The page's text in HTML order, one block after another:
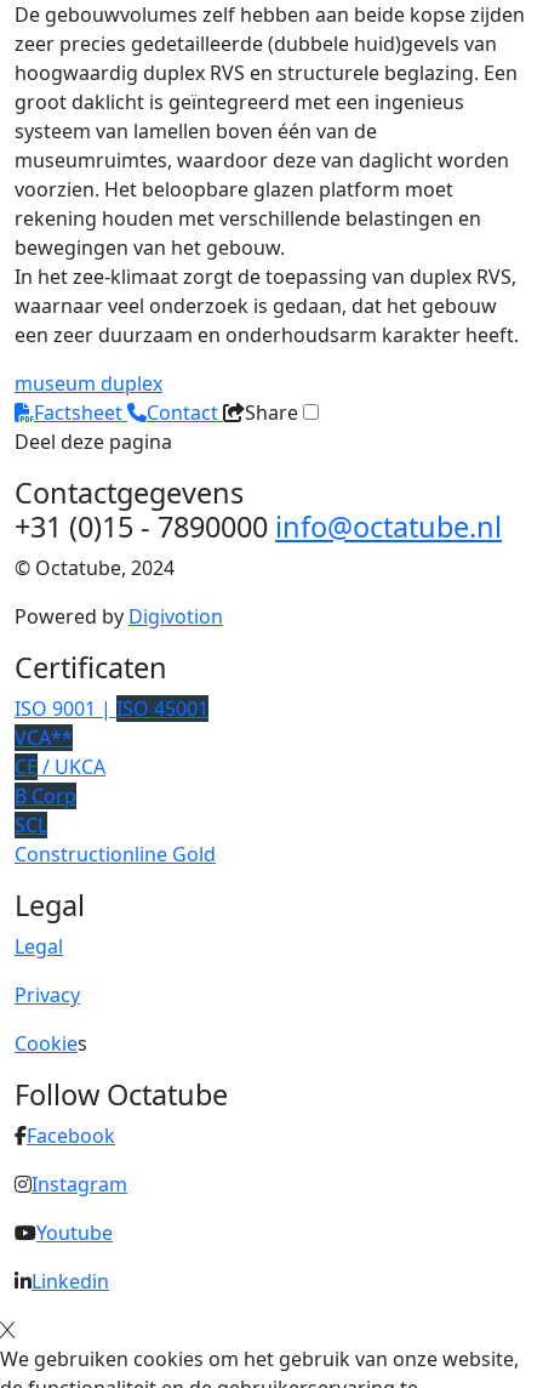
De gebouwvolumes zelf hebben aan beide kopse zijden
zeer precies gedetailleerde (dubbele huid)gevels van
hoogwaardig duplex RVS en structurele beglazing. Een
groot daklicht is geïntegreerd met een ingenieus
systeem van lamellen boven één van de
museumruimtes, waardoor deze van daglicht worden
voorzien. Het beloopbare glazen platform moet
rekening houden met verschillende belastingen en
bewegingen van het gebouw.
In het zee-klimaat zorgt de toepassing van duplex RVS,
waarnaar veel onderzoek is gedaan, dat het gebouw
een zeer duurzaam en onderhoudsarm karakter heeft.
museum duplex
Factsheet
Contact
Share
Deel deze pagina
Contactgegevens
+31 (0)15 - 7890000 info@octatube.nl
© Octatube, 2024
Powered by Digivotion
Certificaten
ISO 9001 | ISO 45001
VCA**
CE / UKCA
B Corp
SCL
Constructionline Gold
Legal
Legal
Privacy
Cookies
Follow Octatube
Facebook
Instagram
Youtube
Linkedin
We gebruiken cookies om het gebruik van onze website,